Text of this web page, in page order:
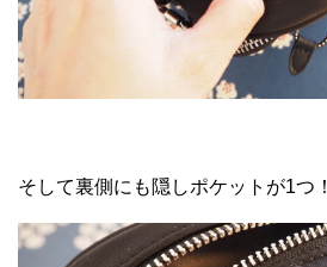
そして裏側にも隠しポケットが1つ！